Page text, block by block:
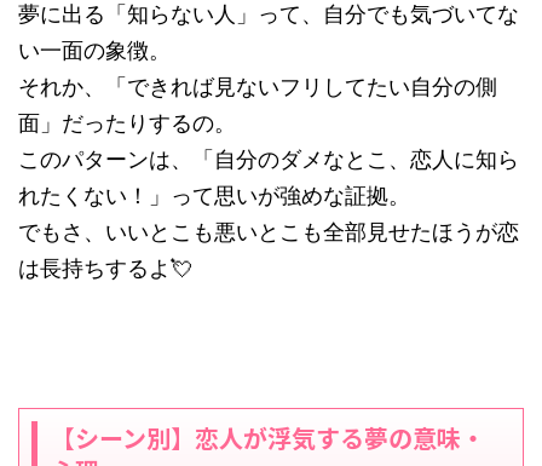
夢に出る「知らない人」って、自分でも気づいてな
い一面の象徴。
それか、「できれば見ないフリしてたい自分の側
面」だったりするの。
このパターンは、「自分のダメなとこ、恋人に知ら
れたくない！」って思いが強めな証拠。
でもさ、いいとこも悪いとこも全部見せたほうが恋
は長持ちするよ💘
【シーン別】恋人が浮気する夢の意味・